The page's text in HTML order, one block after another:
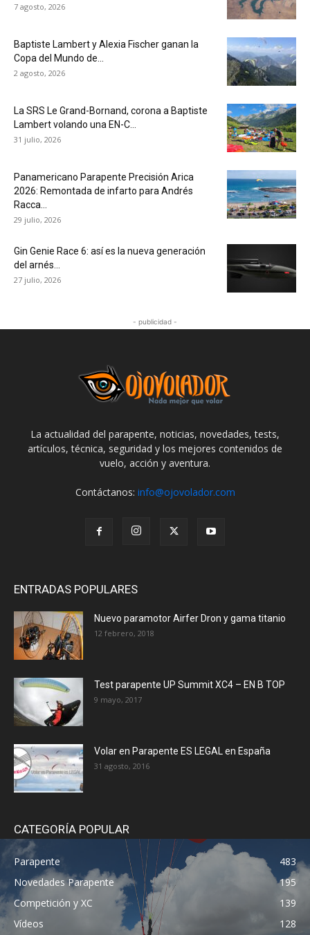
7 agosto, 2026
Baptiste Lambert y Alexia Fischer ganan la
Copa del Mundo de...
2 agosto, 2026
La SRS Le Grand-Bornand, corona a Baptiste
Lambert volando una EN-C...
31 julio, 2026
Panamericano Parapente Precisión Arica
2026: Remontada de infarto para Andrés
Racca...
29 julio, 2026
Gin Genie Race 6: así es la nueva generación
del arnés...
27 julio, 2026
- publicidad -
La actualidad del parapente, noticias, novedades, tests,
artículos, técnica, seguridad y los mejores contenidos de
vuelo, acción y aventura.
Contáctanos: info@ojovolador.com
ENTRADAS POPULARES
Nuevo paramotor Airfer Dron y gama titanio
12 febrero, 2018
Test parapente UP Summit XC4 – EN B TOP
9 mayo, 2017
Volar en Parapente ES LEGAL en España
31 agosto, 2016
CATEGORÍA POPULAR
Parapente
483
Novedades Parapente
195
Competición y XC
139
Vídeos
128